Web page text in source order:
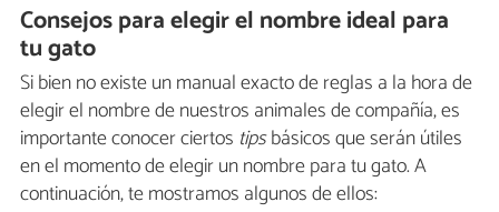
Consejos para elegir el nombre ideal para
tu gato
Si bien no existe un manual exacto de reglas a la hora de
elegir el nombre de nuestros animales de compañía, es
importante conocer ciertos tipsbásicos que serán útiles
en el momento de elegir un nombre para tu gato. A
continuación, te mostramos algunos de ellos: